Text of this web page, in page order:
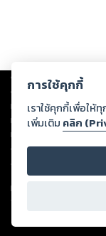
Copyright © 2026
ต่อผลงานหรือเนื้อหาใดที่
ทรัพย์สินทางปัญญาของ
ทุกท่านโปรดใช้วิจารณญ
หนึ่งส่วนใดขัดต่อกฎหมา
ดำเนินการในทันที ทั้งนี้
ลิขสิทธิ์ พ.ศ. 2537 (ฉบับล่
For support:
Version
การใช้คุกกี้
เราใช้คุกกี้เพื่อให้
เพิ่มเติม คลิก